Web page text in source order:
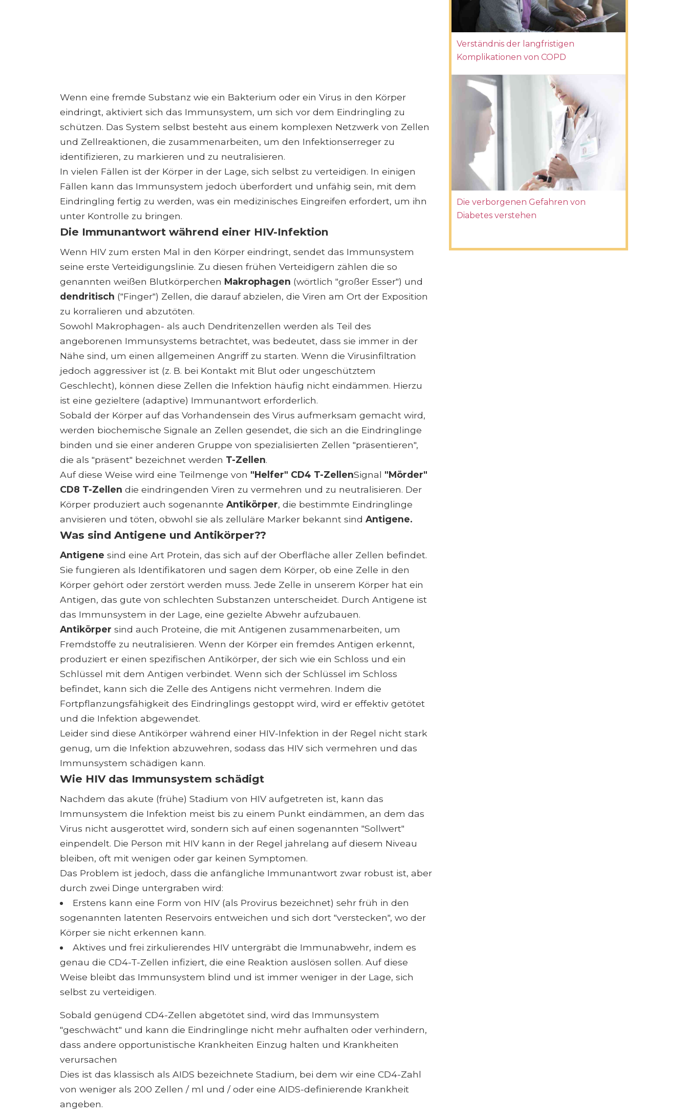
Wenn eine fremde Substanz wie ein Bakterium oder ein Virus in den Körper
eindringt, aktiviert sich das Immunsystem, um sich vor dem Eindringling zu
schützen. Das System selbst besteht aus einem komplexen Netzwerk von Zellen
und Zellreaktionen, die zusammenarbeiten, um den Infektionserreger zu
identifizieren, zu markieren und zu neutralisieren.
In vielen Fällen ist der Körper in der Lage, sich selbst zu verteidigen. In einigen
Fällen kann das Immunsystem jedoch überfordert und unfähig sein, mit dem
Eindringling fertig zu werden, was ein medizinisches Eingreifen erfordert, um ihn
unter Kontrolle zu bringen.
Die Immunantwort während einer HIV-Infektion
Wenn HIV zum ersten Mal in den Körper eindringt, sendet das Immunsystem
seine erste Verteidigungslinie. Zu diesen frühen Verteidigern zählen die so
genannten weißen Blutkörperchen Makrophagen (wörtlich "großer Esser") und
dendritisch ("Finger") Zellen, die darauf abzielen, die Viren am Ort der Exposition
zu korralieren und abzutöten.
Sowohl Makrophagen- als auch Dendritenzellen werden als Teil des
angeborenen Immunsystems betrachtet, was bedeutet, dass sie immer in der
Nähe sind, um einen allgemeinen Angriff zu starten. Wenn die Virusinfiltration
jedoch aggressiver ist (z. B. bei Kontakt mit Blut oder ungeschütztem
Geschlecht), können diese Zellen die Infektion häufig nicht eindämmen. Hierzu
ist eine gezieltere (adaptive) Immunantwort erforderlich.
Sobald der Körper auf das Vorhandensein des Virus aufmerksam gemacht wird,
werden biochemische Signale an Zellen gesendet, die sich an die Eindringlinge
binden und sie einer anderen Gruppe von spezialisierten Zellen "präsentieren",
die als "präsent" bezeichnet werden T-Zellen.
Auf diese Weise wird eine Teilmenge von "Helfer" CD4 T-ZellenSignal "Mörder"
CD8 T-Zellen die eindringenden Viren zu vermehren und zu neutralisieren. Der
Körper produziert auch sogenannte Antikörper, die bestimmte Eindringlinge
anvisieren und töten, obwohl sie als zelluläre Marker bekannt sind Antigene.
Was sind Antigene und Antikörper??
Antigene sind eine Art Protein, das sich auf der Oberfläche aller Zellen befindet.
Sie fungieren als Identifikatoren und sagen dem Körper, ob eine Zelle in den
Körper gehört oder zerstört werden muss. Jede Zelle in unserem Körper hat ein
Antigen, das gute von schlechten Substanzen unterscheidet. Durch Antigene ist
das Immunsystem in der Lage, eine gezielte Abwehr aufzubauen.
Antikörper sind auch Proteine, die mit Antigenen zusammenarbeiten, um
Fremdstoffe zu neutralisieren. Wenn der Körper ein fremdes Antigen erkennt,
produziert er einen spezifischen Antikörper, der sich wie ein Schloss und ein
Schlüssel mit dem Antigen verbindet. Wenn sich der Schlüssel im Schloss
befindet, kann sich die Zelle des Antigens nicht vermehren. Indem die
Fortpflanzungsfähigkeit des Eindringlings gestoppt wird, wird er effektiv getötet
und die Infektion abgewendet.
Leider sind diese Antikörper während einer HIV-Infektion in der Regel nicht stark
genug, um die Infektion abzuwehren, sodass das HIV sich vermehren und das
Immunsystem schädigen kann.
Wie HIV das Immunsystem schädigt
Nachdem das akute (frühe) Stadium von HIV aufgetreten ist, kann das
Immunsystem die Infektion meist bis zu einem Punkt eindämmen, an dem das
Virus nicht ausgerottet wird, sondern sich auf einen sogenannten "Sollwert"
einpendelt. Die Person mit HIV kann in der Regel jahrelang auf diesem Niveau
bleiben, oft mit wenigen oder gar keinen Symptomen.
Das Problem ist jedoch, dass die anfängliche Immunantwort zwar robust ist, aber
durch zwei Dinge untergraben wird:
Erstens kann eine Form von HIV (als Provirus bezeichnet) sehr früh in den
sogenannten latenten Reservoirs entweichen und sich dort "verstecken", wo der
Körper sie nicht erkennen kann.
Aktives und frei zirkulierendes HIV untergräbt die Immunabwehr, indem es
genau die CD4-T-Zellen infiziert, die eine Reaktion auslösen sollen. Auf diese
Weise bleibt das Immunsystem blind und ist immer weniger in der Lage, sich
selbst zu verteidigen.
Sobald genügend CD4-Zellen abgetötet sind, wird das Immunsystem
"geschwächt" und kann die Eindringlinge nicht mehr aufhalten oder verhindern,
dass andere opportunistische Krankheiten Einzug halten und Krankheiten
verursachen
Dies ist das klassisch als AIDS bezeichnete Stadium, bei dem wir eine CD4-Zahl
von weniger als 200 Zellen / ml und / oder eine AIDS-definierende Krankheit
angeben.
Verständnis der langfristigen
Komplikationen von COPD
Die verborgenen Gefahren von
Diabetes verstehen